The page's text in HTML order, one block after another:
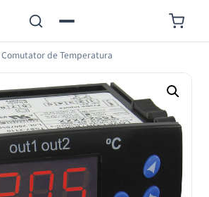
Comutator de Temperatura